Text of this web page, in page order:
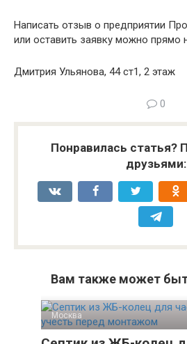
Написать отзыв о предприятии
или оставить заявку можно прямо
Дмитрия Ульянова, 44 ст1, 2 этаж
0
Понравилась статья?
друзьями:
Вам также может
Москва